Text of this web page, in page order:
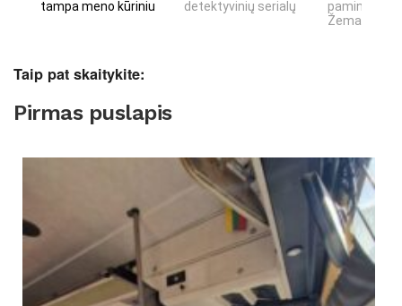
tampa meno kūriniu
detektyvinių serialų
paminiejuom
Žemaitiu
Taip pat skaitykite:
Pirmas puslapis